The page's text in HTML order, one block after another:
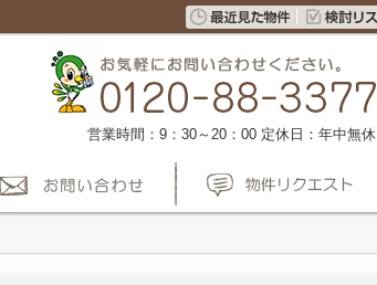
営業時間：9：30～20：00 定休日：年中無休